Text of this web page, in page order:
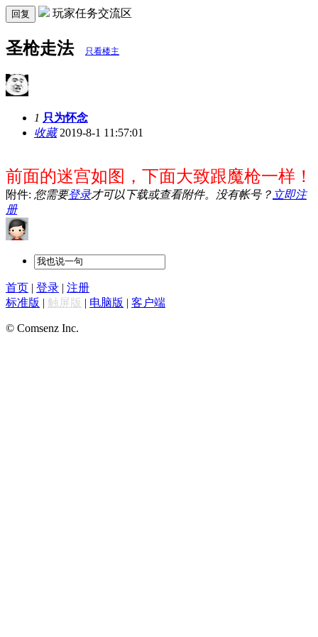
回复 玩家任务交流区
圣枪走法 只看楼主
1 只为怀念
收藏2019-8-1 11:57:01
前面的迷宫如图，下面大致跟魔枪一样！
附件: 您需要登录才可以下载或查看附件。没有帐号？ 立即注
册
首页 | 登录 | 注册
标准版 | 触屏版 | 电脑版 | 客户端
© Comsenz Inc.